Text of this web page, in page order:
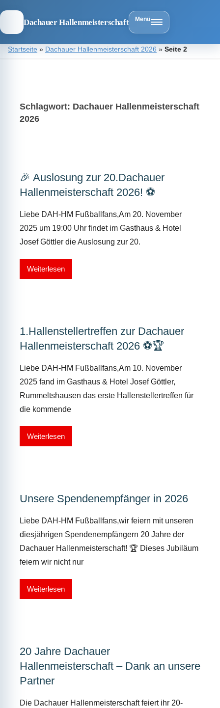
Dachauer Hallenmeisterschaft Menü
ZumStartseite » Dachauer Hallenmeisterschaft 2026 » Seite 2
Schlagwort: Dachauer Hallenmeisterschaft
2026
🎉 Auslosung zur 20.Dachauer
Hallenmeisterschaft 2026! ⚽️
Liebe DAH-HM Fußballfans,Am 20. November
2025 um 19:00 Uhr findet im Gasthaus & Hotel
Josef Göttler die Auslosung zur 20.
Weiterlesen
1.Hallenstellertreffen zur Dachauer
Hallenmeisterschaft 2026 ⚽️🏆
Liebe DAH-HM Fußballfans,Am 10. November
2025 fand im Gasthaus & Hotel Josef Göttler,
Rummeltshausen das erste Hallenstellertreffen für
die kommende
Weiterlesen
Unsere Spendenempfänger in 2026
Liebe DAH-HM Fußballfans,wir feiern mit unseren
diesjährigen Spendenempfängern 20 Jahre der
Dachauer Hallenmeisterschaft! 🏆 Dieses Jubiläum
feiern wir nicht nur
Weiterlesen
20 Jahre Dachauer
Hallenmeisterschaft – Dank an unsere
Partner
Die Dachauer Hallenmeisterschaft feiert ihr 20-